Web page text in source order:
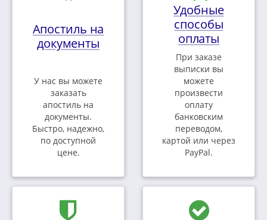
Апостиль на
документы
У нас вы можете
заказать
апостиль на
документы.
Быстро, надежно,
по доступной
цене.
Удобные
способы
оплаты
При заказе
выписки вы
можете
произвести
оплату
банковским
переводом,
картой или через
PayPal.